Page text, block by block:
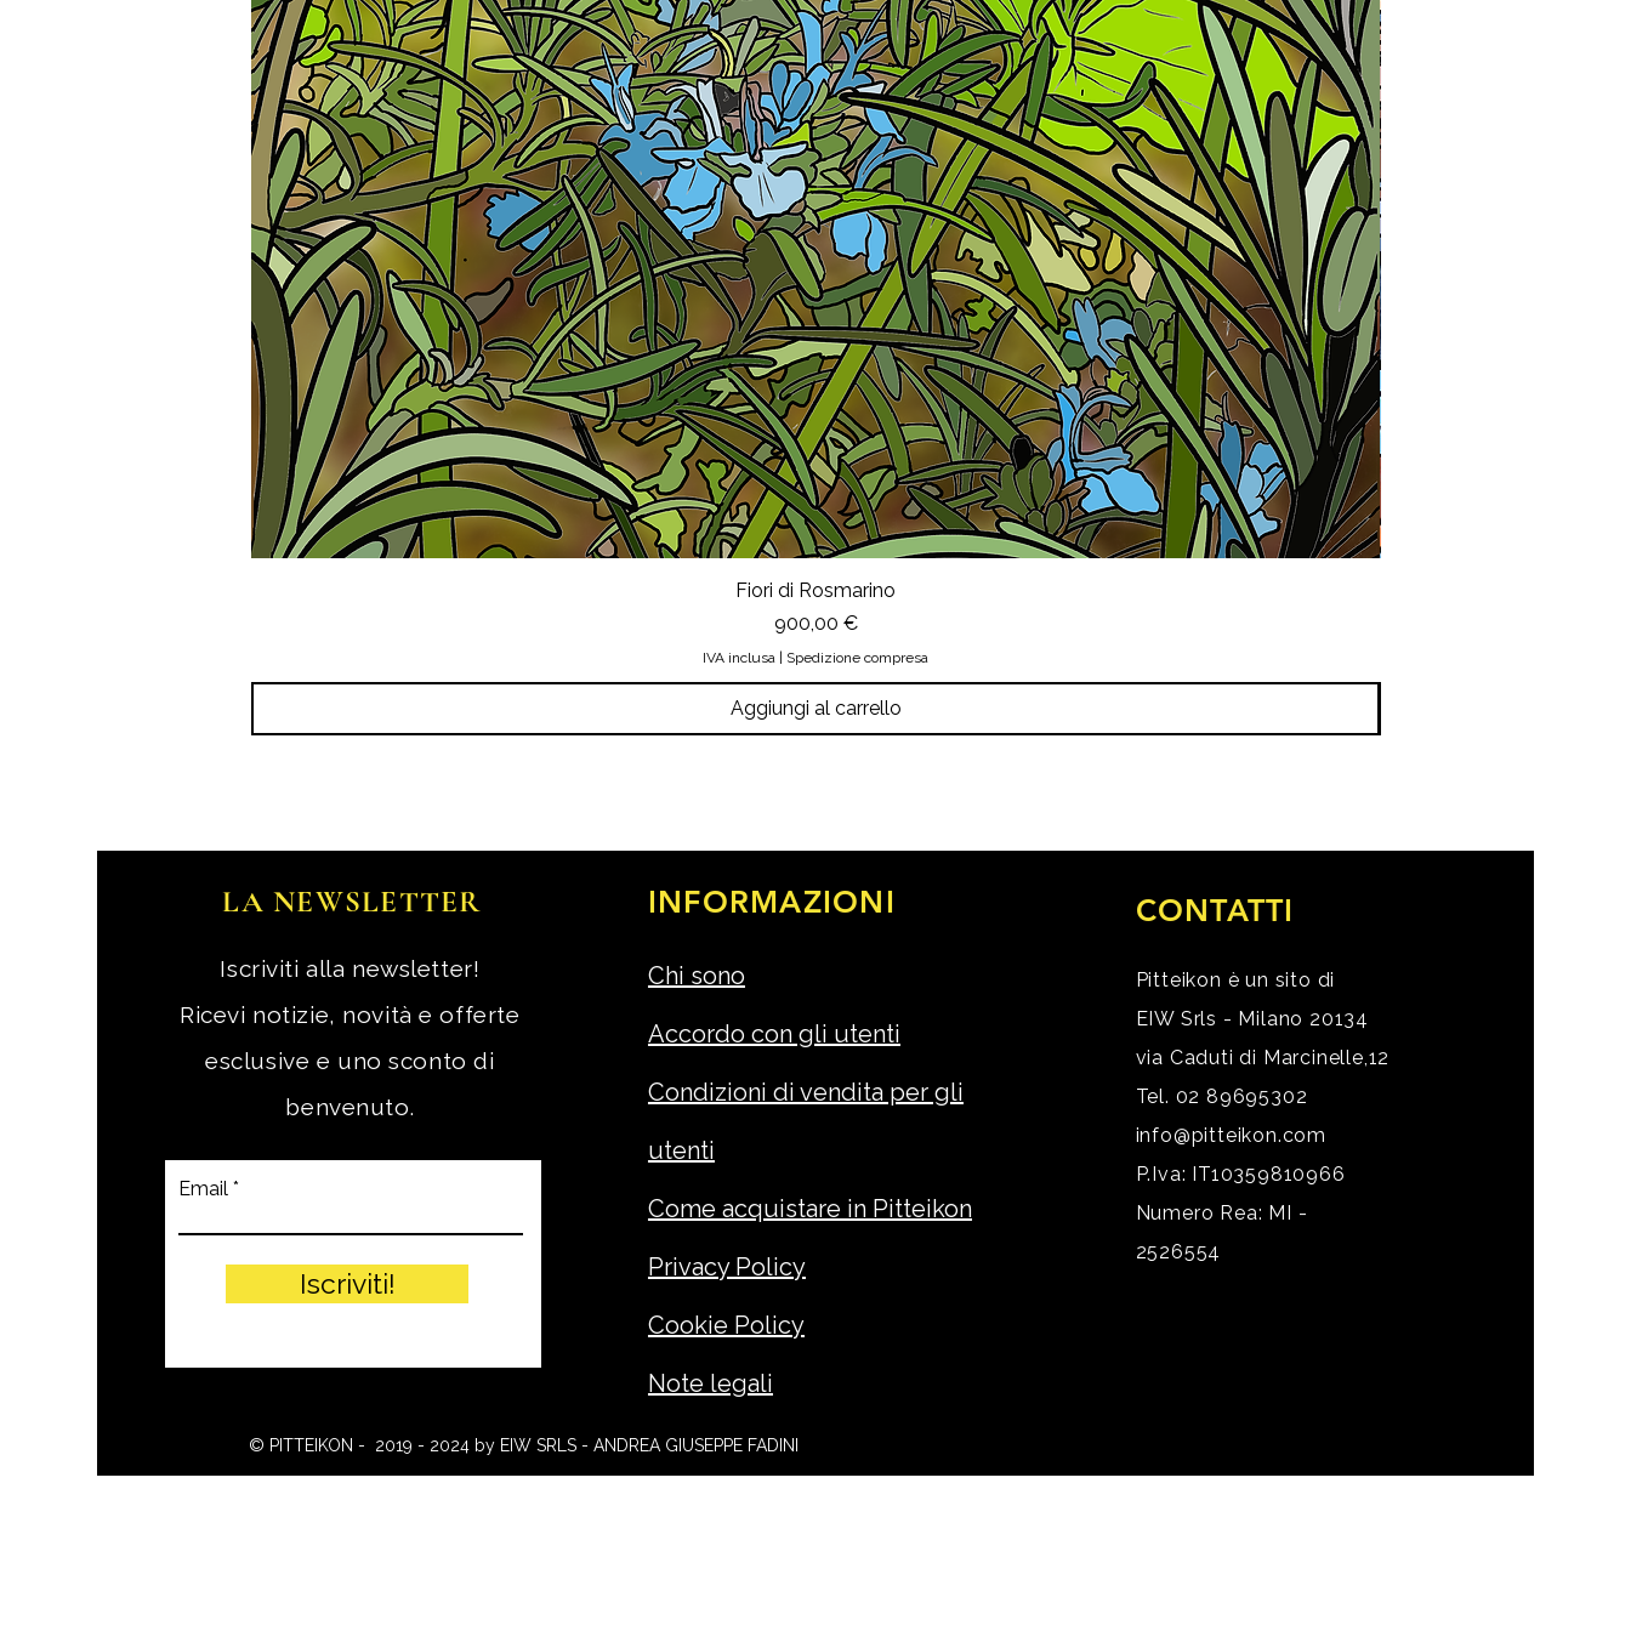
Fiori di Rosmarino
Prezzo
900,00 €
IVA inclusa Spedizione compresa
Aggiungi al carrello
LA NEWSLETTER
Iscriviti alla newsletter!
Ricevi notizie, novità e offerte
esclusive e uno sconto di
benvenuto.
Email
Iscriviti!
INFORMAZIONI
Chi sono
Accordo con gli utenti
Condizioni di vendita per gli
utenti
Come acquistare in Pitteikon
Privacy Policy
Cookie Policy
Note legali
CONTATTI
Pitteikon è un sito di
EIW Srls - Milano 20134
via Caduti di Marcinelle,12
Tel. 02 89695302
info@pitteikon.com
P.Iva: IT10359810966
Numero Rea: MI -
2526554
© PITTEIKON - 2019 - 2024 by EIW SRLS - ANDREA GIUSEPPE FADINI